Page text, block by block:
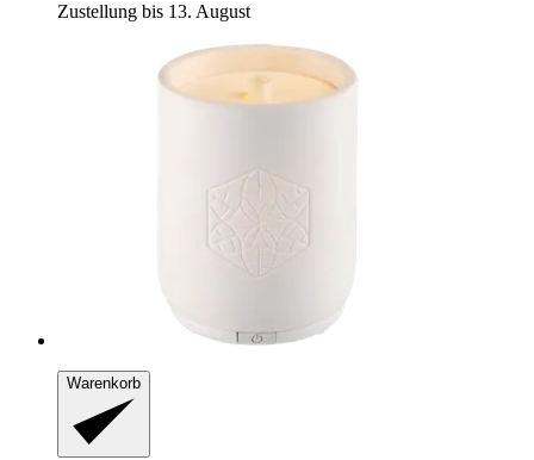
Zustellung bis 13. August
Warenkorb